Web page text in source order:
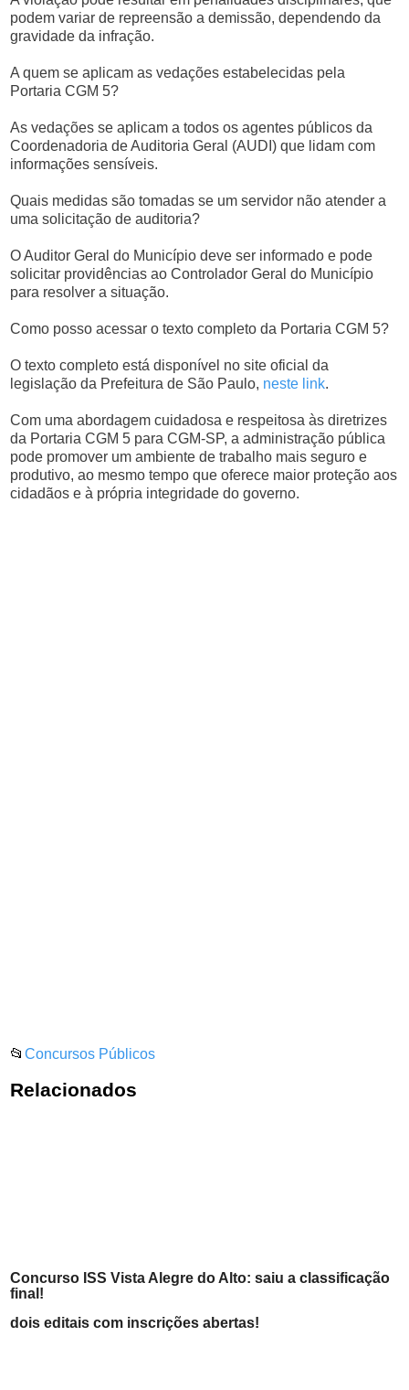
podem variar de repreensão a demissão, dependendo da
gravidade da infração.
A quem se aplicam as vedações estabelecidas pela
Portaria CGM 5?
As vedações se aplicam a todos os agentes públicos da
Coordenadoria de Auditoria Geral (AUDI) que lidam com
informações sensíveis.
Quais medidas são tomadas se um servidor não atender a
uma solicitação de auditoria?
O Auditor Geral do Município deve ser informado e pode
solicitar providências ao Controlador Geral do Município
para resolver a situação.
Como posso acessar o texto completo da Portaria CGM 5?
O texto completo está disponível no site oficial da
legislação da Prefeitura de São Paulo, neste link.
Com uma abordagem cuidadosa e respeitosa às diretrizes
da Portaria CGM 5 para CGM-SP, a administração pública
pode promover um ambiente de trabalho mais seguro e
produtivo, ao mesmo tempo que oferece maior proteção aos
cidadãos e à própria integridade do governo.
📂Concursos Públicos
Relacionados
Concurso ISS Vista Alegre do Alto: saiu a classificação
final!
dois editais com inscrições abertas!